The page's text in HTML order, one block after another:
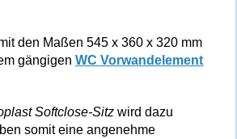
den Maßen 545 x 360 x 320 mm
gängigenWC Vorwandelement
Softclose-Sitz wird dazu
somit eine angenehme